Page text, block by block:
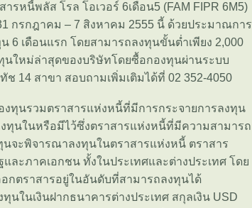
หนี้พลัส โรล โอเวอร์ 6เดือน5 (FAM FIPR 6M5)
กรกฎาคม – 7 สิงหาคม 2555 นี้ ด้วยประมาณการ
6 เดือนแรก โดยสามารถลงทุนขั้นต่ำเพียง 2,000
ใหม่ล่าสุดของบริษัทโดยซื้อกองทุนผ่านระบบ
ช 14 สาขา สอบถามเพิ่มเติมได้ที่ 02 352-4050
องทุนรวมตราสารแห่งหนี้ที่มีการกระจายการลงทุน
ทุนในหรือมีไว้ซึ่งตราสารแห่งหนี้ที่มีความสามารถ
จะพิจารณาลงทุนในตราสารแห่งหนี้ ตราสาร
และภาคเอกชน ทั้งในประเทศและต่างประเทศ โด
กตราสารอยู่ในอันดับที่สามารถลงทุนได้
ทุนในเงินฝากธนาคารต่างประเทศ สกุลเงิน USD